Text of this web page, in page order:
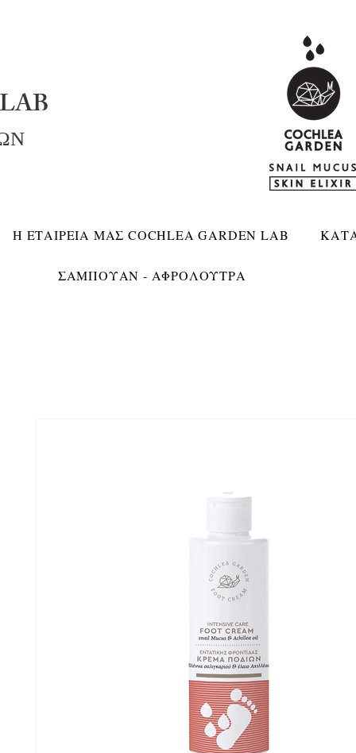
Η ΕΤΑΙΡΕΙΑ ΜΑΣ COCHLEA GARDEN LAB
ΣΑΜΠΟΥΑΝ - ΑΦΡΟΛΟΥΤΡΑ